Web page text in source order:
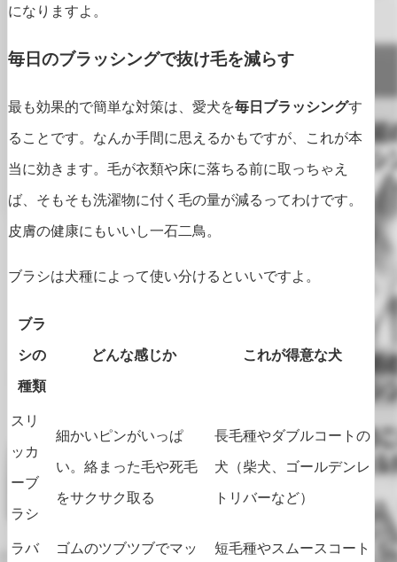
になりますよ。
毎日のブラッシングで抜け毛を減らす
最も効果的で簡単な対策は、愛犬を毎日ブラッシングす
ることです。なんか手間に思えるかもですが、これが本
当に効きます。毛が衣類や床に落ちる前に取っちゃえ
ば、そもそも洗濯物に付く毛の量が減るってわけです。
皮膚の健康にもいいし一石二鳥。
ブラシは犬種によって使い分けるといいですよ。
ブラ
シの
種類
どんな感じか これが得意な犬
スリ
ッカ
ーブ
ラシ
細かいピンがいっぱ
い。絡まった毛や死毛
をサクサク取る
長毛種やダブルコートの
犬（柴犬、ゴールデンレ
トリバーなど）
ラバ ゴムのツブツブでマッ 短毛種やスムースコート